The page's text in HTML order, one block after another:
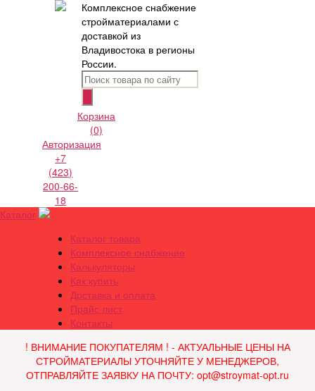
Комплексное снабжение
стройматериалами с
доставкой из
Владивостока в регионы
России.
Корзина
(0)
Авторизация
+7
(423)
200-66-
18
Каталог
Каталог товара
Комплексное снабжение
Калькуляторы
Как купить
Доставка и оплата
Прайс лист
Контакты
! ВНИМАНИЕ ПОКУПАТЕЛЯМ ! - АКТУАЛЬНЫЕ ЦЕНЫ НА
СТРОЙМАТЕРИАЛЫ УТОЧНЯЙТЕ У МЕНЕДЖЕРОВ,
ОТПРАВЛЯЙТЕ ЗАЯВКУ НА ПОЧТУ: opt@stroymat-opt.ru